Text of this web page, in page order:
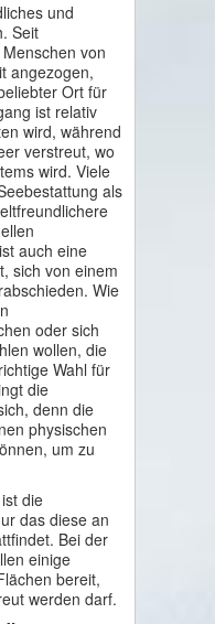
und
Seit
von
angezogen,
Ort für
ist relativ
wird, während
verstreut, wo
wird. Viele
als
auch eine
sich von einem
Wie
oder sich
wollen, die
Wahl für
die
denn die
physischen
um zu
die
das diese an
Bei der
einige
bereit,
werden darf.